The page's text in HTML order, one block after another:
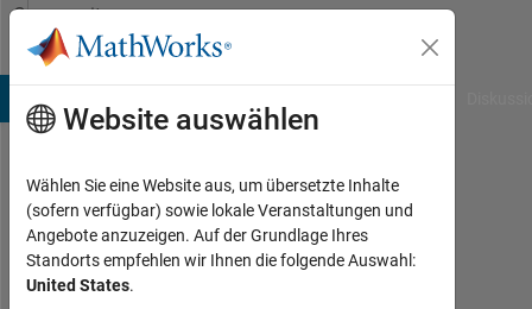
Weiter zum Inhalt
Community
Profile
soga
Last
seen:
etwa
Website auswählen
Wählen Sie eine Website aus, um übersetzte Inhalte
(sofern verfügbar) sowie lokale Veranstaltungen und
Angebote anzuzeigen. Auf der Grundlage Ihres
Standorts empfehlen wir Ihnen die folgende Auswahl:
United States.